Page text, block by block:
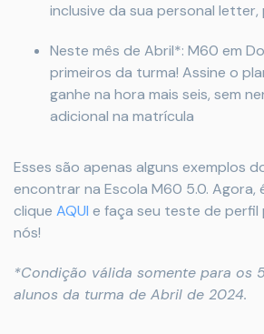
inclusive da sua personal
Neste mês de Abril*: M60 em
primeiros da turma! Assine o
ganhe na hora mais seis, sem
adicional na matrícula
Esses são apenas alguns exemplos
encontrar na Escola M60 5.0. Agora,
clique AQUI e faça seu teste de perfil
nós!
*Condição válida somente para os
alunos da turma de Abril de 2024.